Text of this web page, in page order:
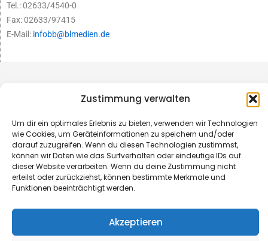
Zustimmung verwalten
Um dir ein optimales Erlebnis zu bieten, verwenden wir Technologien
wie Cookies, um Geräteinformationen zu speichern und/oder
darauf zuzugreifen. Wenn du diesen Technologien zustimmst,
können wir Daten wie das Surfverhalten oder eindeutige IDs auf
dieser Website verarbeiten. Wenn du deine Zustimmung nicht
erteilst oder zurückziehst, können bestimmte Merkmale und
Funktionen beeinträchtigt werden.
Akzeptieren
Tel.: 02633/4540-0
Fax: 02633/97415
E-Mail: infobb@blmedien.de
© B&L MedienGesellschaft mbH & Co. KG
Made with ♥ by HLT GmbH & Co. KG